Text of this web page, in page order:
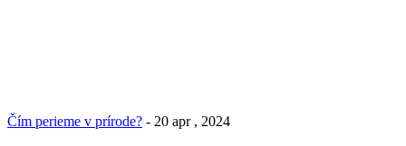
Čím perieme v prírode? - 20 apr , 2024